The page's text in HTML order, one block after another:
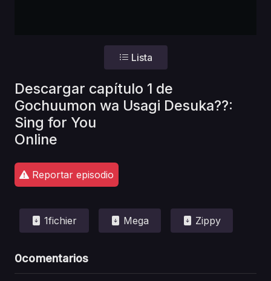
Lista
Descargar capítulo 1 de
Gochuumon wa Usagi Desuka??:
Sing for You
Online
Reportar episodio
1fichier Mega Zippy
0comentarios